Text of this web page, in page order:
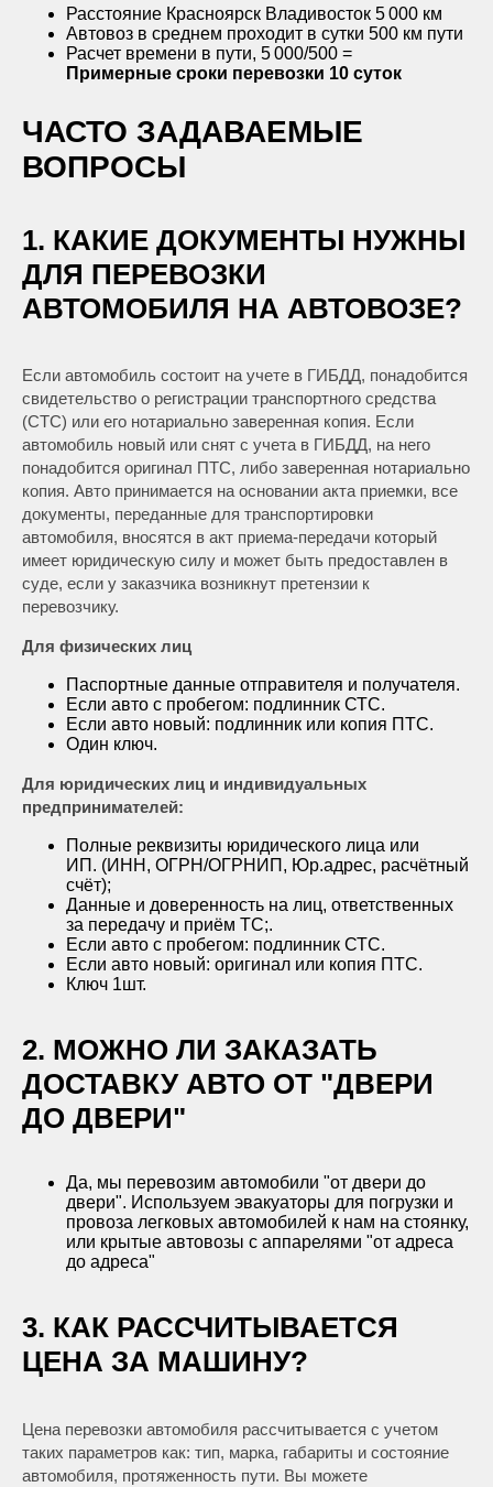
Расстояние Красноярск Владивосток 5 000 км
Автовоз в среднем проходит в сутки 500 км пути
Расчет времени в пути, 5 000/500 =
Примерные сроки перевозки 10 суток
ЧАСТО ЗАДАВАЕМЫЕ
ВОПРОСЫ
1. КАКИЕ ДОКУМЕНТЫ НУЖНЫ
ДЛЯ ПЕРЕВОЗКИ
АВТОМОБИЛЯ НА АВТОВОЗЕ?
Если автомобиль состоит на учете в ГИБДД, понадобится
свидетельство о регистрации транспортного средства
(СТС) или его нотариально заверенная копия. Если
автомобиль новый или снят с учета в ГИБДД, на него
понадобится оригинал ПТС, либо заверенная нотариально
копия. Авто принимается на основании акта приемки, все
документы, переданные для транспортировки
автомобиля, вносятся в акт приема-передачи который
имеет юридическую силу и может быть предоставлен в
суде, если у заказчика возникнут претензии к
перевозчику.
Для физических лиц
Паспортные данные отправителя и получателя.
Если авто с пробегом: подлинник СТС.
Если авто новый: подлинник или копия ПТС.
Один ключ.
Для юридических лиц и индивидуальных
предпринимателей:
Полные реквизиты юридического лица или
ИП. (ИНН, ОГРН/ОГРНИП, Юр.адрес, расчётный
счёт);
Данные и доверенность на лиц, ответственных
за передачу и приём ТС;.
Если авто с пробегом: подлинник СТС.
Если авто новый: оригинал или копия ПТС.
Ключ 1шт.
2. МОЖНО ЛИ ЗАКАЗАТЬ
ДОСТАВКУ АВТО ОТ "ДВЕРИ
ДО ДВЕРИ"
Да, мы перевозим автомобили "от двери до
двери". Используем эвакуаторы для погрузки и
провоза легковых автомобилей к нам на стоянку,
или крытые автовозы с аппарелями "от адреса
до адреса"
3. КАК РАССЧИТЫВАЕТСЯ
ЦЕНА ЗА МАШИНУ?
Цена перевозки автомобиля рассчитывается с учетом
таких параметров как: тип, марка, габариты и состояние
автомобиля, протяженность пути. Вы можете